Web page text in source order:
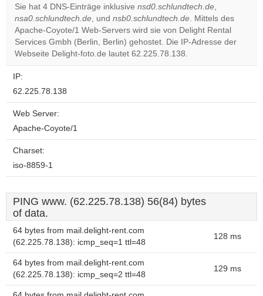
Do you
own this
website?
OK
Sie hat 4 DNS-Einträge inklusive nsd0.schlundtech.de,
nsa0.schlundtech.de, und nsb0.schlundtech.de. Mittels des
Apache-Coyote/1 Web-Servers wird sie von Delight Rental
Services Gmbh (Berlin, Berlin) gehostet. Die IP-Adresse der
Webseite Delight-foto.de lautet 62.225.78.138.
IP:
62.225.78.138
Web Server:
Apache-Coyote/1
Charset:
iso-8859-1
PING www. (62.225.78.138) 56(84) bytes
of data.
64 bytes from mail.delight-rent.com
(62.225.78.138): icmp_seq=1 ttl=48
128 ms
64 bytes from mail.delight-rent.com
(62.225.78.138): icmp_seq=2 ttl=48
129 ms